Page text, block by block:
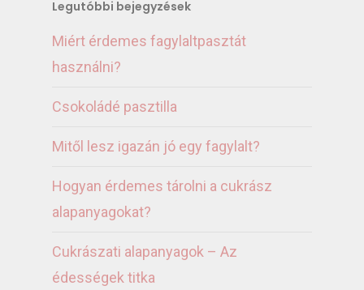
Legutóbbi bejegyzések
Miért érdemes fagylaltpasztát
használni?
Csokoládé pasztilla
Mitől lesz igazán jó egy fagylalt?
Hogyan érdemes tárolni a cukrász
alapanyagokat?
Cukrászati alapanyagok – Az
édességek titka